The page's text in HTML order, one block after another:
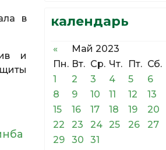
в
и
календарь
« Май 2023
Пн. Вт. Ср. Чт. Пт. Сб.
1
2 3 4 5 6
8
9 10 11 12 13
15
16 17 18 19 20
22
23 24 25 26 27
29
30 31